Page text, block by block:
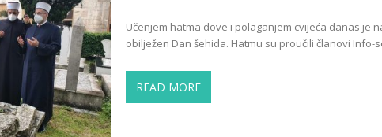
Učenjem hatma dove i polaganjem cvijeća danas je
obilježen Dan šehida. Hatmu su proučili članovi Info-
READ MORE